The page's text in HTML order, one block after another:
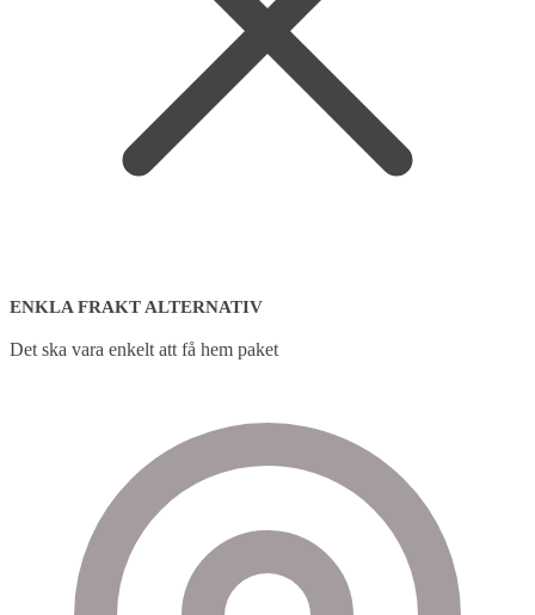
ENKLA FRAKT ALTERNATIV
Det ska vara enkelt att få hem paket